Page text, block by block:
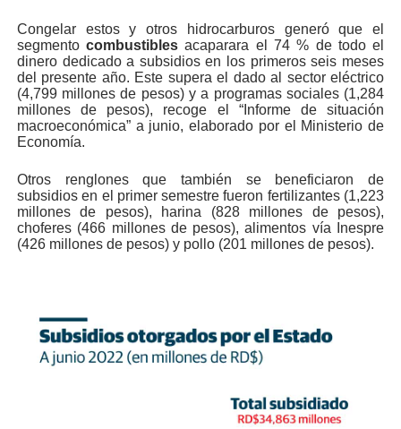
Congelar estos y otros hidrocarburos generó que el
segmentocombustibles acaparara el 74 % de todo el
dinero dedicado a subsidios en los primeros seis meses
del presente año. Este supera el dado al sector eléctrico
(4,799 millones de pesos) y a programas sociales (1,284
millones de pesos), recoge el “Informe de situación
macroeconómica” a junio, elaborado por el Ministerio de
Economía.
Otros renglones que también se beneficiaron de
subsidios en el primer semestre fueron fertilizantes (1,223
millones de pesos), harina (828 millones de pesos),
choferes (466 millones de pesos), alimentos vía Inespre
(426 millones de pesos) y pollo (201 millones de pesos).